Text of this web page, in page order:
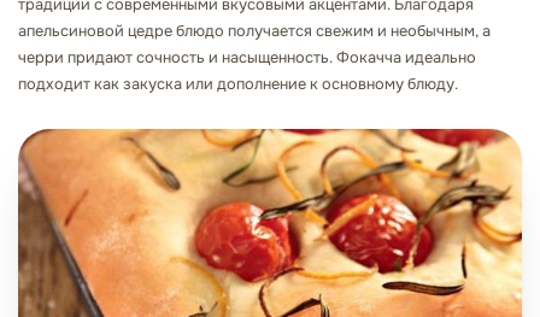
традиции с современными вкусовыми акцентами. Благодаря
апельсиновой цедре блюдо получается свежим и необычным, а
черри придают сочность и насыщенность. Фокачча идеально
подходит как закуска или дополнение к основному блюду.